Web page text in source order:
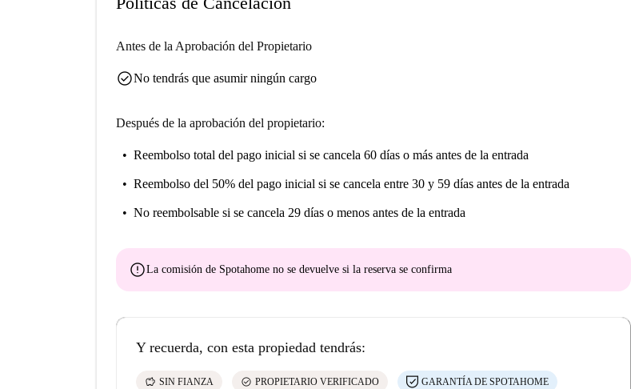
Antes de la Aprobación del Propietario
check_circleNo tendrás que asumir ningún cargo
Después de la aprobación del propietario:
Reembolso total del pago inicial si se cancela 60 días o más antes de la entrada
Reembolso del 50% del pago inicial si se cancela entre 30 y 59 días antes de la entrada
No reembolsable si se cancela 29 días o menos antes de la entrada
errorLa comisión de Spotahome no se devuelve si la reserva se confirma
Y recuerda, con esta propiedad tendrás:
savings SIN FIANZA check_circle PROPIETARIO VERIFICADO GARANTÍA DE SPOTAHOME